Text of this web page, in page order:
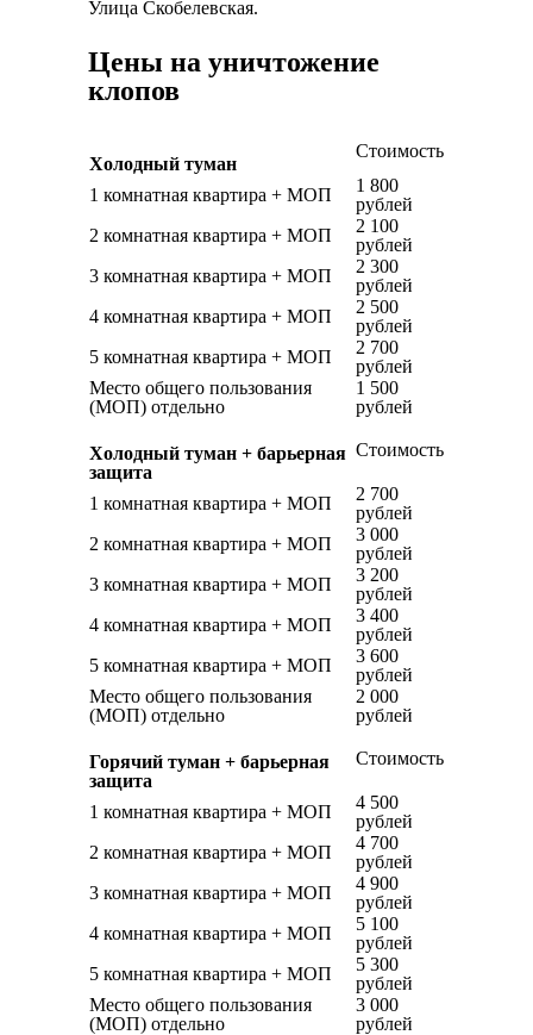
Улица Скобелевская.
Цены на уничтожение
клопов
Холодный туман
Стоимость
1 комнатная квартира + МОП
1 800
рублей
2 комнатная квартира + МОП
2 100
рублей
3 комнатная квартира + МОП
2 300
рублей
4 комнатная квартира + МОП
2 500
рублей
5 комнатная квартира + МОП
2 700
рублей
Место общего пользования
(МОП) отдельно
1 500
рублей
Холодный туман + барьерная
защита
Стоимость
1 комнатная квартира + МОП
2 700
рублей
2 комнатная квартира + МОП
3 000
рублей
3 комнатная квартира + МОП
3 200
рублей
4 комнатная квартира + МОП
3 400
рублей
5 комнатная квартира + МОП
3 600
рублей
Место общего пользования
(МОП) отдельно
2 000
рублей
Горячий туман + барьерная
защита
Стоимость
1 комнатная квартира + МОП
4 500
рублей
2 комнатная квартира + МОП
4 700
рублей
3 комнатная квартира + МОП
4 900
рублей
4 комнатная квартира + МОП
5 100
рублей
5 комнатная квартира + МОП
5 300
рублей
Место общего пользования
(МОП) отдельно
3 000
рублей